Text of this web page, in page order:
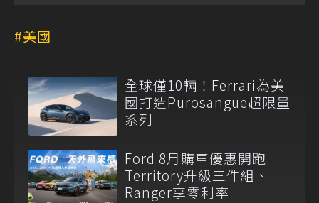
美國
全球僅10輛！Ferrari為美
國打造Purosangue超限量
系列
Ford 8月購車優惠開跑
Territory升級三件組、
Ranger享零利率